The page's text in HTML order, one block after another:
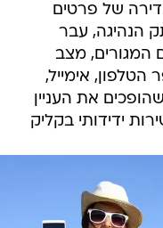
של פרטים
הנהיגה, עבר
המגורים, מצב
אימייל,
את העניין
ידידותי בקליק